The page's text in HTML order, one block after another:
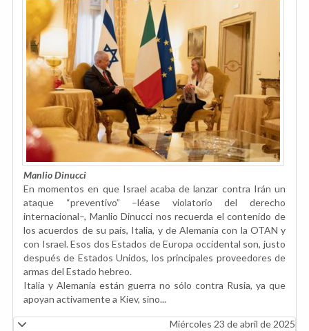
Manlio Dinucci
En momentos en que Israel acaba de lanzar contra Irán un
ataque “preventivo” –léase violatorio del derecho
internacional–, Manlio Dinucci nos recuerda el contenido de
los acuerdos de su país, Italia, y de Alemania con la OTAN y
con Israel. Esos dos Estados de Europa occidental son, justo
después de Estados Unidos, los principales proveedores de
armas del Estado hebreo.
Italia y Alemania están guerra no sólo contra Rusia, ya que
apoyan activamente a Kiev, sino...
Miércoles 23 de abril de 2025